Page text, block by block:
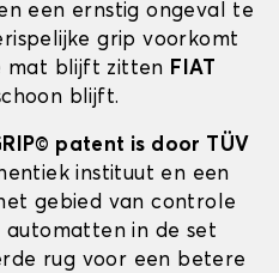
een ernstig ongeval te
grip voorkomt
mat blijft zitten FIAT
blijft.
patent is door TÜV
instituut en een
gebied van controle
automatten in de set
rug voor een betere